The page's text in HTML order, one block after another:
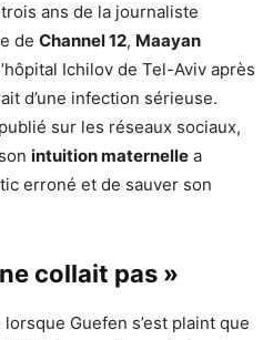
ans de la journaliste
de Channel 12, Maayan
Ichilov de Tel-Aviv après
d’une infection sérieuse.
sur les réseaux sociaux,
intuition maternelle a
erroné et de sauver son
collait pas »
Guefen s’est plaint que